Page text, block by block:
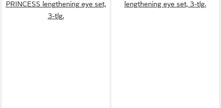
PRINCESS lengthening eye set,
3-tlg.
lengthening eye set, 3-tlg.